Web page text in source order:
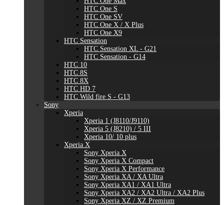
HTC One S
HTC One SV
HTC One X / X Plus
HTC One X9
HTC Sensation
HTC Sensation XL - G21
HTC Sensation - G14
HTC 10
HTC 8S
HTC 8X
HTC HD 7
HTC Wild fire S - G13
Sony
Xperia
Xperia 1 (J8110/J9110)
Xperia 5 (J8210) / 5 III
Xperia 10/ 10 plus
Xperia X
Sony Xperia X
Sony Xperia X Compact
Sony Xperia X Performance
Sony Xperia XA / XA Ultra
Sony Xperia XA1 / XA1 Ultra
Sony Xperia XA2 / XA2 Ultra / XA2 Plus
Sony Xperia XZ / XZ Premium